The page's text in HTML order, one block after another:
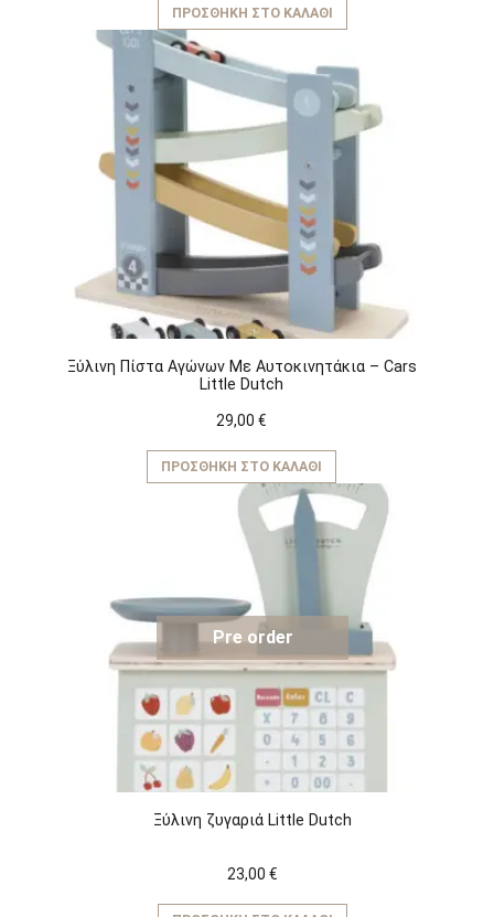
ΠΡΟΣΘΉΚΗ ΣΤΟ ΚΑΛΆΘΙ
Ξύλινη Πίστα Αγώνων Με Αυτοκινητάκια – Cars
Little Dutch
29,00 €
ΠΡΟΣΘΉΚΗ ΣΤΟ ΚΑΛΆΘΙ
Pre order
Ξύλινη ζυγαριά Little Dutch
23,00 €